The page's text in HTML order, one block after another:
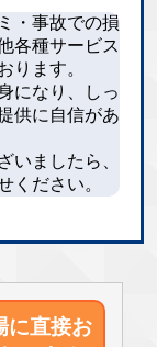
・事故での損
各種サービス
ります。
になり、しっ
供に自信があ
いましたら、
ください。
に直接お